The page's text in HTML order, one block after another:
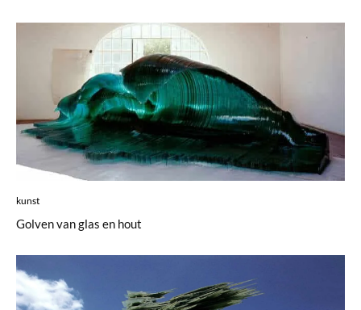
kunst
Golven van glas en hout